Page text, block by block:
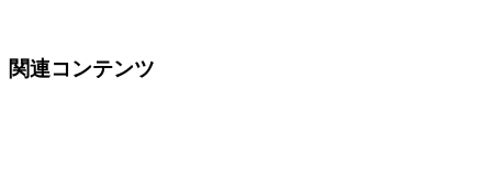
関連コンテンツ